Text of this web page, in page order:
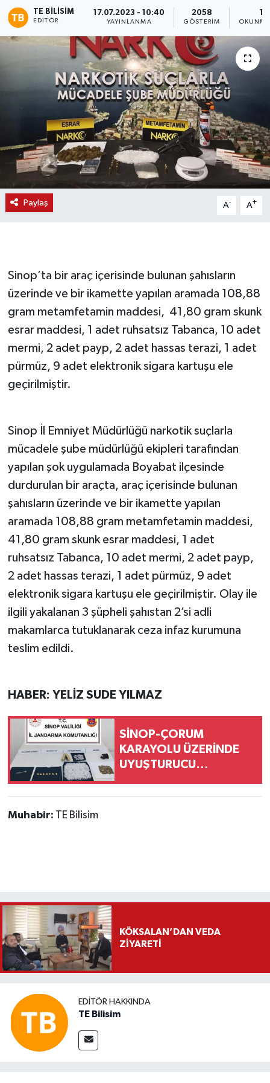
TE BILISIM
EDITÖR
17.07.2023 - 10:40
YAYINLANMA
2058
GÖSTERIM
1
Paylaş A- A+
Sinop’ta bir araç içerisinde bulunan şahısların
üzerinde ve bir ikamette yapılan aramada 108,88
gram metamfetamin maddesi, 41,80 gram skunk
esrar maddesi, 1 adet ruhsatsız Tabanca, 10 adet
mermi, 2 adet payp, 2 adet hassas terazi, 1 adet
pürmüz, 9 adet elektronik sigara kartuşu ele
geçirilmiştir.
Sinop İl Emniyet Müdürlüğü narkotik suçlarla
mücadele şube müdürlüğü ekipleri tarafından
yapılan şok uygulamada Boyabat ilçesinde
durdurulan bir araçta, araç içerisinde bulunan
şahısların üzerinde ve bir ikamette yapılan
aramada 108,88 gram metamfetamin maddesi,
41,80 gram skunk esrar maddesi, 1 adet
ruhsatsız Tabanca, 10 adet mermi, 2 adet payp,
2 adet hassas terazi, 1 adet pürmüz, 9 adet
elektronik sigara kartuşu ele geçirilmiştir. Olay ile
ilgili yakalanan 3 şüpheli şahıstan 2’si adli
makamlarca tutuklanarak ceza infaz kurumuna
teslim edildi.
HABER: YELİZ SUDE YILMAZ
SİNOP-ÇORUM
KARAYOLU ÜZERİNDE
UYUŞTURUCU
Muhabir: TE Bilisim
KÖKSALAN’DAN VEDA
ZİYARETİ
EDITÖR HAKKINDA
TE Bilisim